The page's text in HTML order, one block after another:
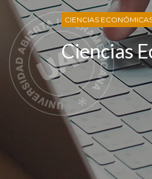
CIENCIAS
Ciencias